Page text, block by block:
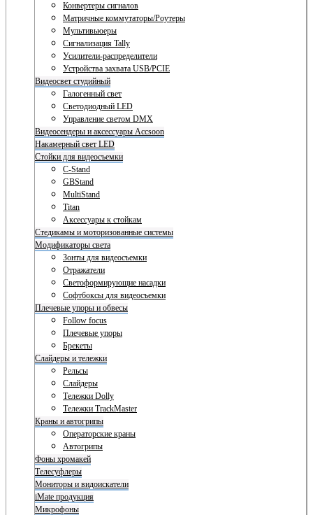
Конвертеры сигналов
Матричные коммутаторы/Роутеры
Мультивьюеры
Сигнализация Tally
Усилители-распределители
Устройства захвата USB/PCIE
Видеосвет студийный
Галогенный свет
Светодиодный LED
Управление светом DMX
Видеосендеры и аксессуары Accsoon
Накамерный свет LED
Стойки для видеосъемки
C-Stand
GBStand
MultiStand
Titan
Аксессуары к стойкам
Стедикамы и моторизованные системы
Модификаторы света
Зонты для видеосъемки
Отражатели
Светоформирующие насадки
Софтбоксы для видеосъемки
Плечевые упоры и обвесы
Follow focus
Плечевые упоры
Брекеты
Слайдеры и тележки
Рельсы
Слайдеры
Тележки Dolly
Тележки TrackMaster
Краны и автогрипы
Операторские краны
Автогрипы
Фоны хромакей
Телесуфлеры
Мониторы и видоискатели
iMate продукция
Микрофоны